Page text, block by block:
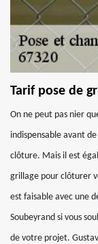
Tarif pose de
On ne peut pas nier
indispensable avant
clôture. Mais il est
grillage pour clôturer
est faisable avec une
Soubeyrand si vous
de votre projet.